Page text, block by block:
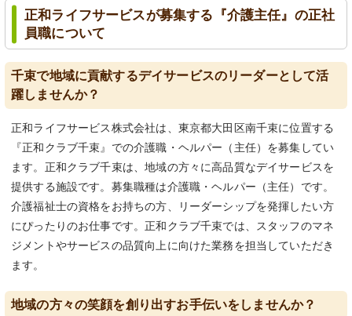
正和ライフサービスが募集する『介護主任』の正社
員職について
千束で地域に貢献するデイサービスのリーダーとして活
躍しませんか？
正和ライフサービス株式会社は、東京都大田区南千束に位置する
『正和クラブ千束』での介護職・ヘルパー（主任）を募集してい
ます。正和クラブ千束は、地域の方々に高品質なデイサービスを
提供する施設です。募集職種は介護職・ヘルパー（主任）です。
介護福祉士の資格をお持ちの方、リーダーシップを発揮したい方
にぴったりのお仕事です。正和クラブ千束では、スタッフのマネ
ジメントやサービスの品質向上に向けた業務を担当していただき
ます。
地域の方々の笑顔を創り出すお手伝いをしませんか？